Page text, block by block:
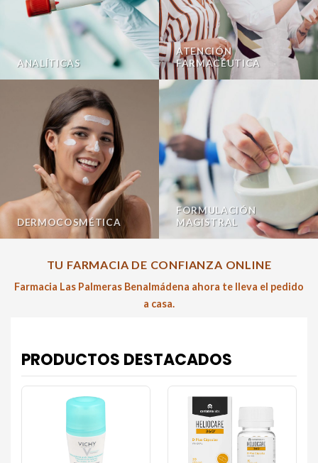
ANALÍTICAS
ATENCIÓN
FARMACÉUTICA
DERMOCOSMÉTICA
FORMULACIÓN
MAGISTRAL
TU FARMACIA DE CONFIANZA ONLINE
Farmacia Las Palmeras Benalmádena ahora te lleva el pedido
a casa.